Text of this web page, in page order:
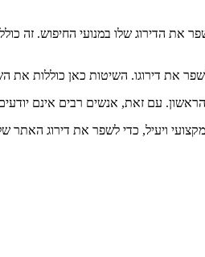
ויעיל, כדי לשפר את דירוג